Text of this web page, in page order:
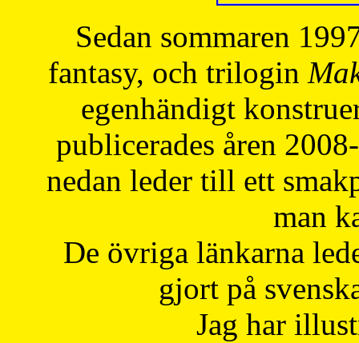
Sedan sommaren
fantasy, och trilogin
egenhändigt
publicerades åren
nedan leder till ett
man
De övriga länkarna
gjort på
Jag har